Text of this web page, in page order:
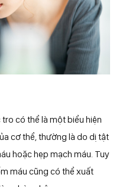
có thể là một biểu hiện
cơ thể, thường là do dị tật
hoặc hẹp mạch máu. Tuy
máu cũng có thể xuất